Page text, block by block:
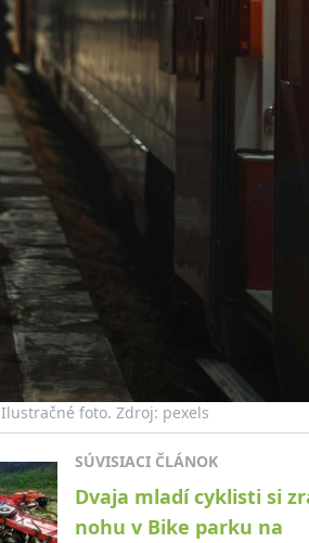
Ilustračné foto. Zdroj: pexels
SÚVISIACI ČLÁNOK
Dvaja mladí cyklisti si
nohu v Bike parku na